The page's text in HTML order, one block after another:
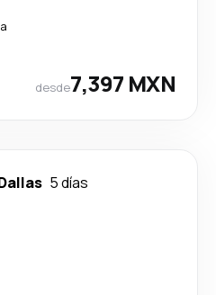
desde7,397 MXN
5 días